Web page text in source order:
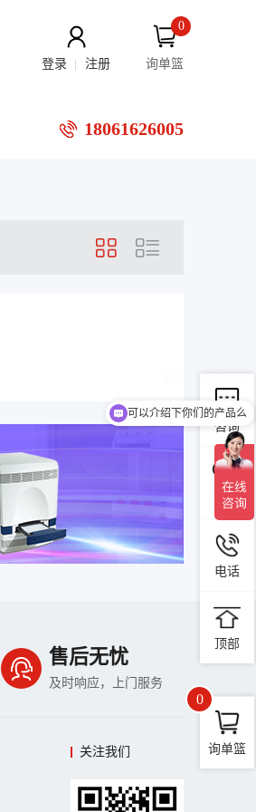
登录 注册
0
询单篮
18061626005
售后无忧
及时响应，上门服务
关注我们
咨询
微信
电话
顶部
询单篮
0
可以介绍下你们的产品么